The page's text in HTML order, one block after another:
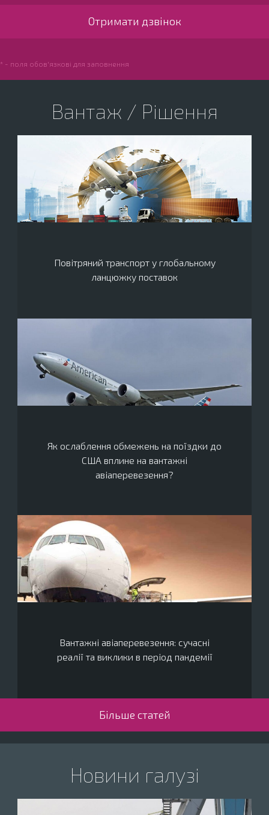
* - поля обов'язкові для заповнення
Вантаж / Рішення
Повітряний транспорт у глобальному
ланцюжку поставок
Як ослаблення обмежень на поїздки до
США вплине на вантажні
авіаперевезення?
Вантажні авіаперевезення: сучасні
реалії та виклики в період пандемії
Більше статей
Новини галузі